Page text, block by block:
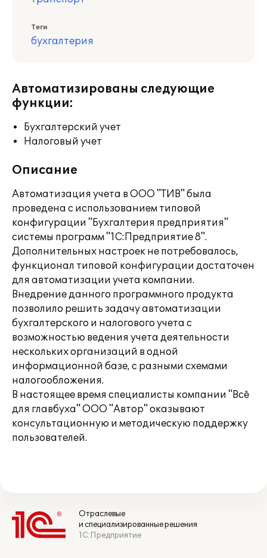
Теги
бухгалтерия
Автоматизированы следующие
функции:
Бухгалтерский учет
Налоговый учет
Описание
Автоматизация учета в ООО "ТИВ" была
проведена с использованием типовой
конфигурации "Бухгалтерия предприятия"
системы программ "1С:Предприятие 8".
Дополнительных настроек не потребовалось,
функционал типовой конфигурации достаточен
для автоматизации учета компании.
Внедрение данного программного продукта
позволило решить задачу автоматизации
бухгалтерского и налогового учета с
возможностью ведения учета деятельности
нескольких организаций в одной
информационной базе, с разными схемами
налогообложения.
В настоящее время специалисты компании "Всё
для главбуха" ООО "Автор" оказывают
консультационную и методическую поддержку
пользователей.
Отраслевые
и специализированные решения
1С:Предприятие